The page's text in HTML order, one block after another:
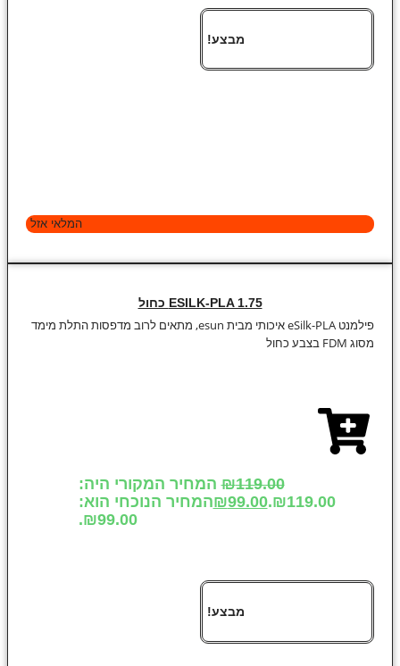
מבצע!
המלאי אזל
ESILK-PLA 1.75 כחול
פילמנט eSilk-PLA איכותי מבית esun, מתאים לרוב מדפסות התלת מימד
מסוג FDM בצבע כחול
₪119.00
המחיר המקורי היה:
₪119.00.
₪99.00
המחיר הנוכחי הוא:
₪99.00.
מבצע!